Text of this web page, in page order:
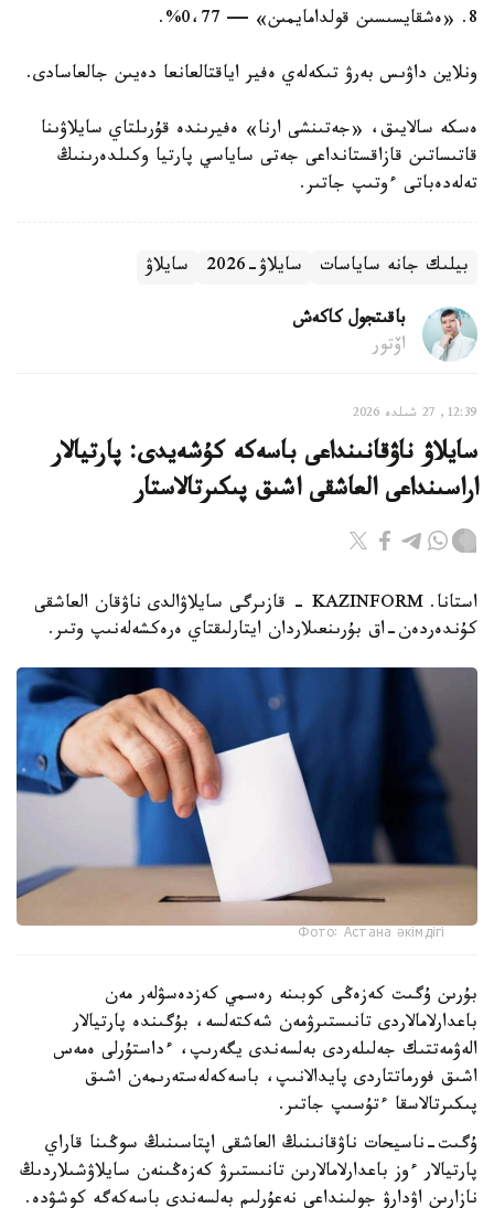
8. «ەشقايسىسىن قولدامايمىن» — 0،77%.
ونلاين داۋىس بەرۋ تىكەلەي ەفير اياقتالعانعا دەيىن جالعاسادى.
ەسكە سالايىق، «جەتىنشى ارنا» ەفيرىندە قۇرىلتاي سايلاۋىنا
قاتىساتىن قازاقستانداعى جەتى ساياسي پارتيا وكىلدەرىنىڭ
تەلەدەباتى ءوتىپ جاتىر.
بيلىك جانە ساياسات سايلاۋ-2026 سايلاۋ
باقىتجول كاكەش
اۆتور
12:39, 27 شىلدە 2026
سايلاۋ ناۋقانىنداعى باسەكە كۇشەيدى: پارتيالار
اراسىنداعى العاشقى اشىق پىكىرتالاستار
استانا. KAZINFORM - قازىرگى سايلاۋالدى ناۋقان العاشقى
كۇندەردەن-اق بۇرىنعىلاردان ايتارلىقتاي ەرەكشەلەنىپ وتىر.
Фото: Астана әкімдігі
بۇرىن ۇگىت كەزەڭى كوبىنە رەسمي كەزدەسۋلەر مەن
باعدارلامالاردى تانىستىرۋمەن شەكتەلسە، بۇگىندە پارتيالار
الەۋمەتتىك جەلىلەردى بەلسەندى يگەرىپ، ءداستۇرلى ەمەس
اشىق فورماتتاردى پايدالانىپ، باسەكەلەستەرىمەن اشىق
پىكىرتالاسقا ءتۇسىپ جاتىر.
ۇگىت-ناسيحات ناۋقانىنىڭ العاشقى اپتاسىنىڭ سوڭىنا قاراي
پارتيالار ءوز باعدارلامالارىن تانىستىرۋ كەزەڭىنەن سايلاۋشىلاردىڭ
نازارىن اۋدارۋ جولىنداعى نەعۇرلىم بەلسەندى باسەكەگە كوشۋدە.